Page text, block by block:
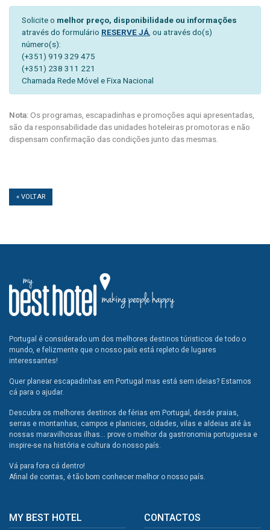
Solicite o melhor preço, disponibilidade ou informações
através do formulário RESERVE JÁ , ou através do(s)
número(s):
(+351) 919 329 475
(+351) 238 311 221
Chamada Rede Móvel e Fixa Nacional
Nota:Os programas, escapadinhas e promoções aqui apresentadas,
são da responsabilidade das unidades hoteleiras promotoras e não
dispensam confirmação das condições junto das mesmas.
« VOLTAR
Portugal é considerado um dos melhores destinos túristicos de todo o
mundo, e felizmente que o nosso país está repleto de lugares
interessantes!
Quer planear escapadinhas em Portugal mas está sem ideias? Estamos
cá para o ajudar.
Descubra os melhores destinos de férias em Portugal, desde praias,
serras e montanhas, campos e planicies, cidades, vilas e aldeias até às
nossas maravilhosas ilhas... prove o melhor da gastronomia portuguesa e
inspire-se na história e cultura do nosso país.
Vá para fora cá dentro!
Afinal de contas, é tão bom conhecer melhor o nosso país.
MY BEST HOTEL CONTACTOS